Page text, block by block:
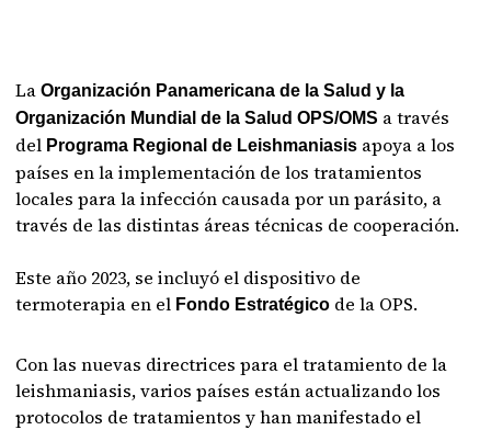
La Organización Panamericana de la Salud y la
Organización Mundial de la Salud OPS/OMS a través
del Programa Regional de Leishmaniasis apoya a los
países en la implementación de los tratamientos
locales para la infección causada por un parásito, a
través de las distintas áreas técnicas de cooperación.
Este año 2023, se incluyó el dispositivo de
termoterapia en el Fondo Estratégico de la OPS.
Con las nuevas directrices para el tratamiento de la
leishmaniasis, varios países están actualizando los
protocolos de tratamientos y han manifestado el